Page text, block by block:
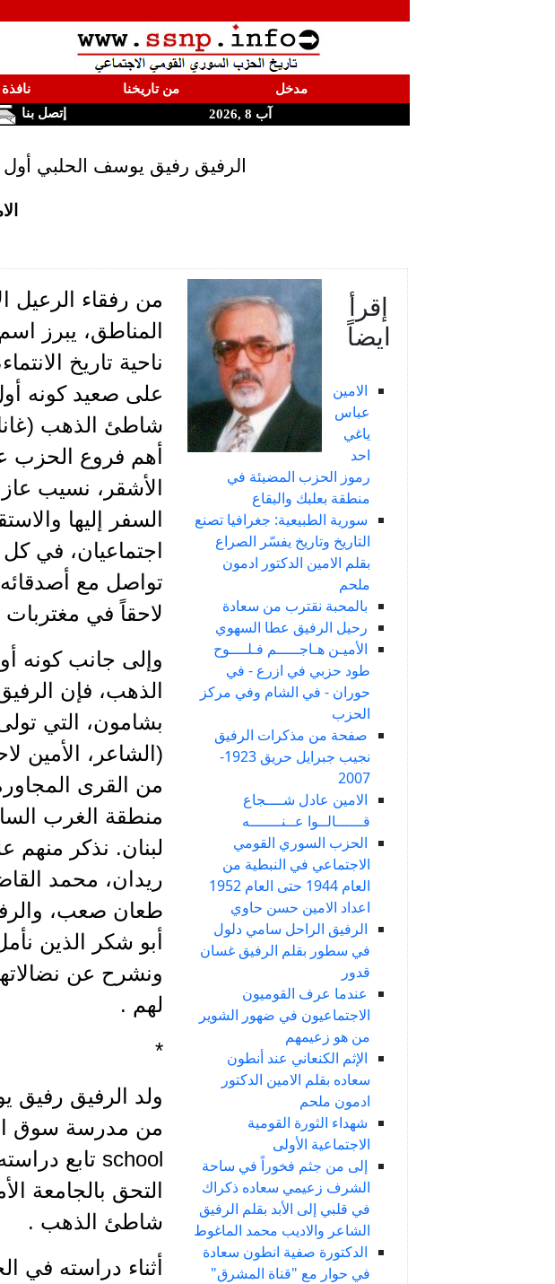
مدخل من تاريخنا نافذة
آب 8 ,2026
إتصل بنا
الرفيق رفيق يوسف الحلبي أول
إقرأ
ايضاً
الامين
عباس
ياغي
احد
رموز الحزب المضيئة في
منطقة بعلبك والبقاع
سورية الطبيعية: جغرافيا تصنع
التاريخ وتاريخ يفسّر الصراع
بقلم الامين الدكتور ادمون
ملحم
بالمحبة نقترب من سعادة
رحيل الرفيق عطا السهوي
الأميـن هـاجـــــم فـلــــوح
طود حزبي في ازرع - في
حوران - في الشام وفي مركز
الحزب
صفحة من مذكرات الرفيق
نجيب جبرايل حريق 1923-
2007
الامين عادل شــــجاع
قــــــالــوا عــنـــــــه
الحزب السوري القومي
الاجتماعي في النبطية من
العام 1944 حتى العام 1952
اعداد الامين حسن حاوي
الرفيق الراحل سامي دلول
في سطور بقلم الرفيق غسان
قدور
عندما عرف القوميون
الاجتماعيون في ضهور الشوير
من هو زعيمهم
الإثم الكنعاني عند أنطون
سعاده بقلم الامين الدكتور
ادمون ملحم
شهداء الثورة القومية
الاجتماعية الأولى
إلى من جثم فخوراً في ساحة
الشرف زعيمي سعاده ذكراك
في قلبي إلى الأبد بقلم الرفيق
الشاعر والاديب محمد الماغوط
الدكتورة صفية انطون سعادة
في حوار مع "قناة المشرق"
من رفقاء
المناطق، يبرز
على صعيد كونه
شاطئ الذهب
أهم فروع الحزب
الأشقر، نسيب
السفر إليها
اجتماعيان، في
تواصل مع
لاحقاً في مغتربات
وإلى جانب كونه
الذهب، فإن
بشامون، التي
(الشاعر، الأمين
من القرى
منطقة الغرب
لبنان. نذكر منهم
ريدان، محمد
طعان صعب،
أبو شكر الذين
ونشرح عن
لهم .
*
شاطئ الذهب .
أثناء دراسته في